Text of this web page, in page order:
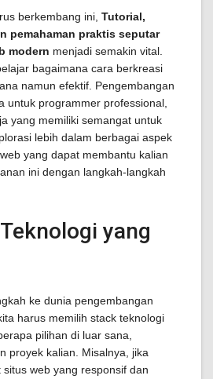
berkembang ini, Tutorial,
pemahaman praktis seputar
modern menjadi semakin vital.
bagaimana cara berkreasi
namun efektif. Pengembangan
untuk programmer professional,
yang memiliki semangat untuk
lebih dalam berbagai aspek
yang dapat membantu kalian
ini dengan langkah-langkah
yang
ke dunia pengembangan
harus memilih stack teknologi
pilihan di luar sana,
proyek kalian. Misalnya, jika
web yang responsif dan